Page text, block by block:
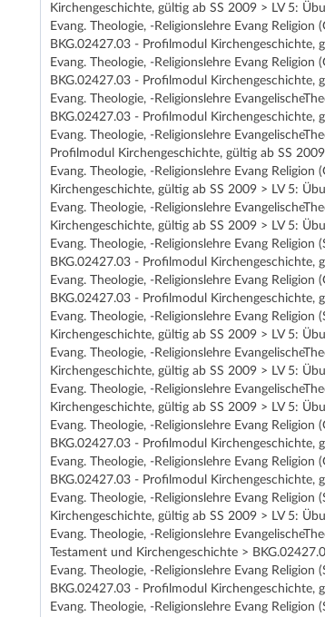
Kirchengeschichte, gültig ab SS 2009 > LV 5:
Evang. Theologie, -Religionslehre Evang
BKG.02427.03 - Profilmodul Kirchengeschichte,
Evang. Theologie, -Religionslehre Evang
BKG.02427.03 - Profilmodul Kirchengeschichte,
Evang. Theologie, -Religionslehre
BKG.02427.03 - Profilmodul Kirchengeschichte,
Evang. Theologie, -Religionslehre
Profilmodul Kirchengeschichte, gültig ab SS
Evang. Theologie, -Religionslehre Evang
Kirchengeschichte, gültig ab SS 2009 > LV 5:
Evang. Theologie, -Religionslehre
Kirchengeschichte, gültig ab SS 2009 > LV 5:
Evang. Theologie, -Religionslehre Evang
BKG.02427.03 - Profilmodul Kirchengeschichte,
Evang. Theologie, -Religionslehre Evang
BKG.02427.03 - Profilmodul Kirchengeschichte,
Evang. Theologie, -Religionslehre Evang
Kirchengeschichte, gültig ab SS 2009 > LV 5:
Evang. Theologie, -Religionslehre
Kirchengeschichte, gültig ab SS 2009 > LV 5:
Evang. Theologie, -Religionslehre
Kirchengeschichte, gültig ab SS 2009 > LV 5:
Evang. Theologie, -Religionslehre Evang
BKG.02427.03 - Profilmodul Kirchengeschichte,
Evang. Theologie, -Religionslehre Evang
BKG.02427.03 - Profilmodul Kirchengeschichte,
Evang. Theologie, -Religionslehre Evang
Kirchengeschichte, gültig ab SS 2009 > LV 5:
Evang. Theologie, -Religionslehre
Testament und Kirchengeschichte >
Evang. Theologie, -Religionslehre Evang
BKG.02427.03 - Profilmodul Kirchengeschichte,
Evang. Theologie, -Religionslehre Evang